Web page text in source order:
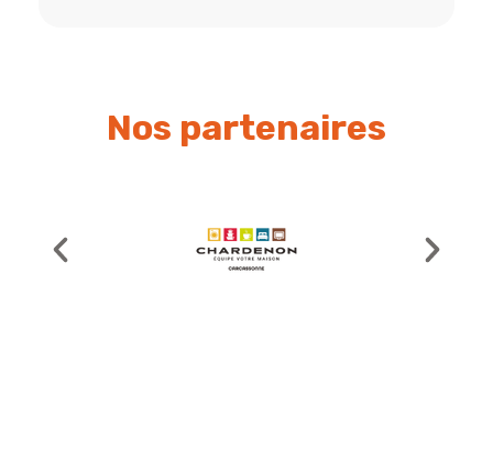
Nos partenaires